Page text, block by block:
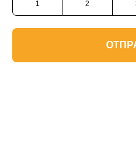
1 2